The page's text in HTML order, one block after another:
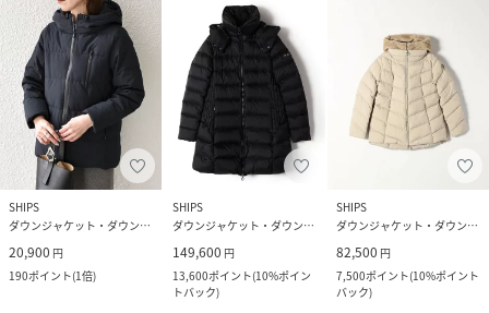
SHIPS
ダウンジャケット・ダウンベスト
20,900 円
190ポイント(1倍)
SHIPS
ダウンジャケット・ダウンベスト
149,600 円
13,600ポイント(10%ポイン
トバック)
SHIPS
ダウンジャケット・ダウンベスト
82,500 円
7,500ポイント(10%ポイント
バック)